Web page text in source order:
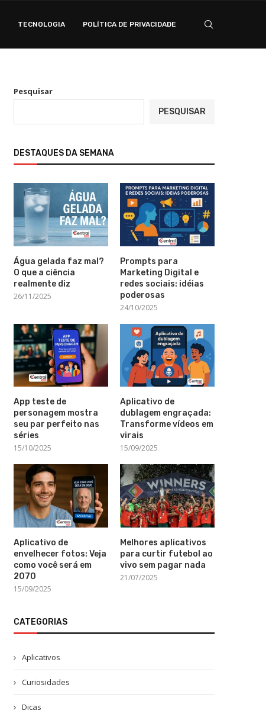
TECNOLOGIA POLÍTICA DE PRIVACIDADE
Pesquisar
PESQUISAR
DESTAQUES DA SEMANA
Água gelada faz mal?
O que a ciência
realmente diz
26/11/2025
Prompts para
Marketing Digital e
redes sociais: idéias
poderosas
24/10/2025
App teste de
personagem mostra
seu par perfeito nas
séries
15/10/2025
Aplicativo de
dublagem engraçada:
Transforme vídeos em
virais
15/09/2025
Aplicativo de
envelhecer fotos: Veja
como você será em
2070
15/09/2025
Melhores aplicativos
para curtir futebol ao
vivo sem pagar nada
21/07/2025
CATEGORIAS
Aplicativos
Curiosidades
Dicas